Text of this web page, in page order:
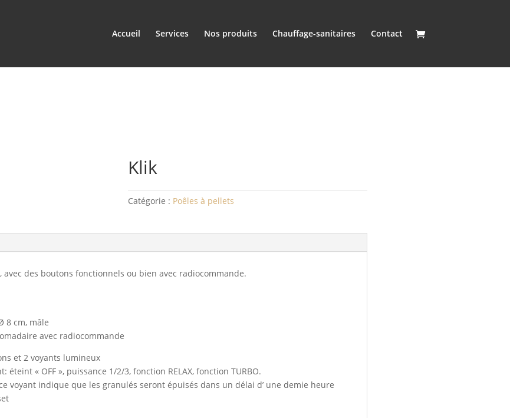
Accueil Services Nos produits Chauffage-sanitaires Contact
Klik
Catégorie : Poêles à pellets
avec des boutons fonctionnels ou bien avec radiocommande.
8 cm, mâle
avec radiocommande
et 2 voyants lumineux
éteint « OFF », puissance 1/2/3, fonction RELAX, fonction TURBO.
voyant indique que les granulés seront épuisés dans un délai d’ une demie heure